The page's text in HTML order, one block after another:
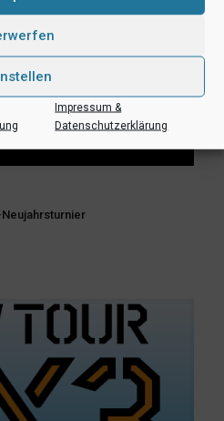
Impressum &
Datenschutzerklärung